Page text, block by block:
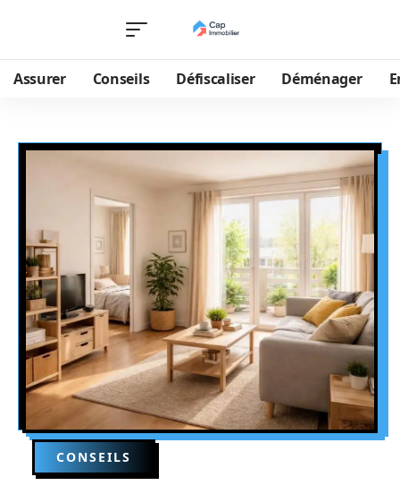
Assurer Conseils Défiscaliser Déménager
CONSEILS